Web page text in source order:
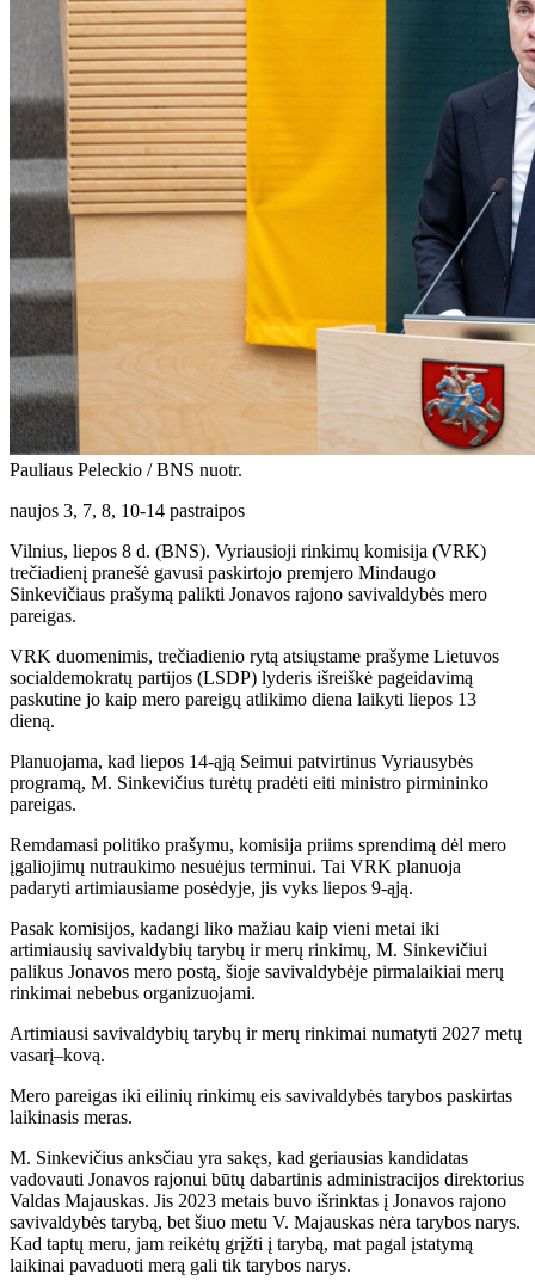
Pauliaus Peleckio / BNS nuotr.
naujos 3, 7, 8, 10-14 pastraipos
Vilnius, liepos 8 d. (BNS). Vyriausioji rinkimų komisija (VRK)
trečiadienį pranešė gavusi paskirtojo premjero Mindaugo
Sinkevičiaus prašymą palikti Jonavos rajono savivaldybės mero
pareigas.
VRK duomenimis, trečiadienio rytą atsiųstame prašyme Lietuvos
socialdemokratų partijos (LSDP) lyderis išreiškė pageidavimą
paskutine jo kaip mero pareigų atlikimo diena laikyti liepos 13
dieną.
Planuojama, kad liepos 14-ąją Seimui patvirtinus Vyriausybės
programą, M. Sinkevičius turėtų pradėti eiti ministro pirmininko
pareigas.
Remdamasi politiko prašymu, komisija priims sprendimą dėl mero
įgaliojimų nutraukimo nesuėjus terminui. Tai VRK planuoja
padaryti artimiausiame posėdyje, jis vyks liepos 9-ąją.
Pasak komisijos, kadangi liko mažiau kaip vieni metai iki
artimiausių savivaldybių tarybų ir merų rinkimų, M. Sinkevičiui
palikus Jonavos mero postą, šioje savivaldybėje pirmalaikiai merų
rinkimai nebebus organizuojami.
Artimiausi savivaldybių tarybų ir merų rinkimai numatyti 2027 metų
vasarį–kovą.
Mero pareigas iki eilinių rinkimų eis savivaldybės tarybos paskirtas
laikinasis meras.
M. Sinkevičius anksčiau yra sakęs, kad geriausias kandidatas
vadovauti Jonavos rajonui būtų dabartinis administracijos direktorius
Valdas Majauskas. Jis 2023 metais buvo išrinktas į Jonavos rajono
savivaldybės tarybą, bet šiuo metu V. Majauskas nėra tarybos narys.
Kad taptų meru, jam reikėtų grįžti į tarybą, mat pagal įstatymą
laikinai pavaduoti merą gali tik tarybos narys.